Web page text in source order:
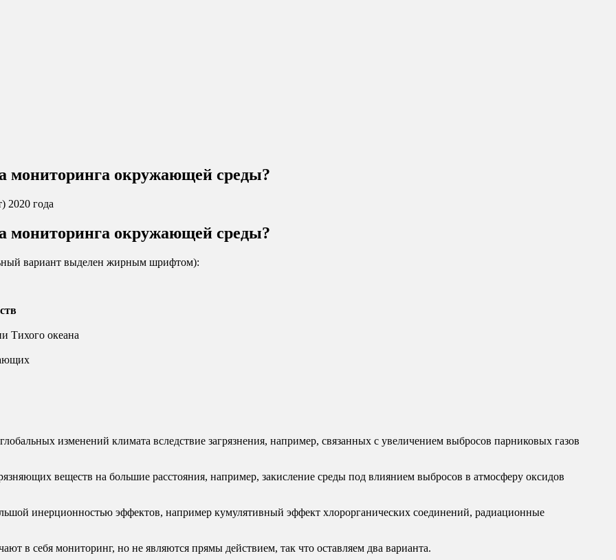
мониторинга окружающей среды?
2020 года
мониторинга окружающей среды?
вариант выделен жирным шрифтом):
Тихого океана
изменений климата вследствие загрязнения, например, связанных с увеличением выбросов парниковых газов
веществ на большие расстояния, например, закисление среды под влиянием выбросов в атмосферу оксидов
инерционностью эффектов, например кумулятивный эффект хлорорганических соединений, радиационные
в себя мониторинг, но не являются прямы действием, так что оставляем два варианта.